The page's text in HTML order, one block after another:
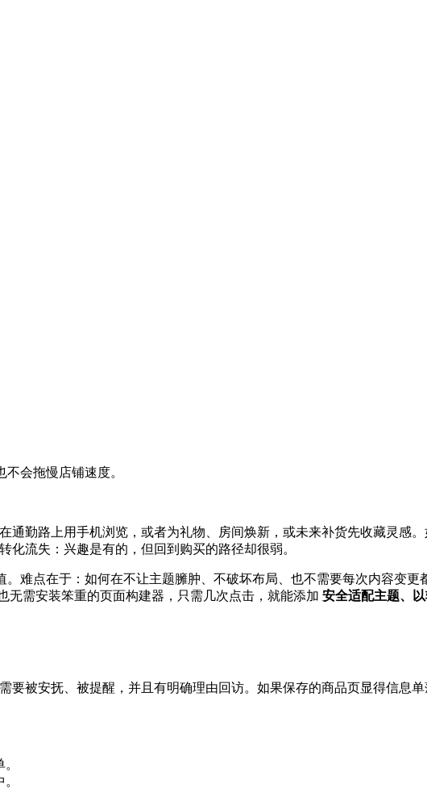
会拖慢店铺速度。
勤路上用手机浏览，或者为礼物、房间焕新，或未来补货先收藏灵感。
流失：兴趣是有的，但回到购买的路径却很弱。
。难点在于：如何在不让主题臃肿、不破坏布局、也不需要每次内容变更
无需安装笨重的页面构建器，只需几次点击，就能添加 安全适配主题、
被安抚、被提醒，并且有明确理由回访。如果保存的商品页显得信息